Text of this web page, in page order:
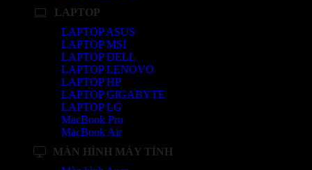
LAPTOP
LAPTOP ASUS
LAPTOP MSI
LAPTOP DELL
LAPTOP LENOVO
LAPTOP HP
LAPTOP GIGABYTE
LAPTOP LG
MacBook Pro
MacBook Air
MÀN HÌNH MÁY TÍNH